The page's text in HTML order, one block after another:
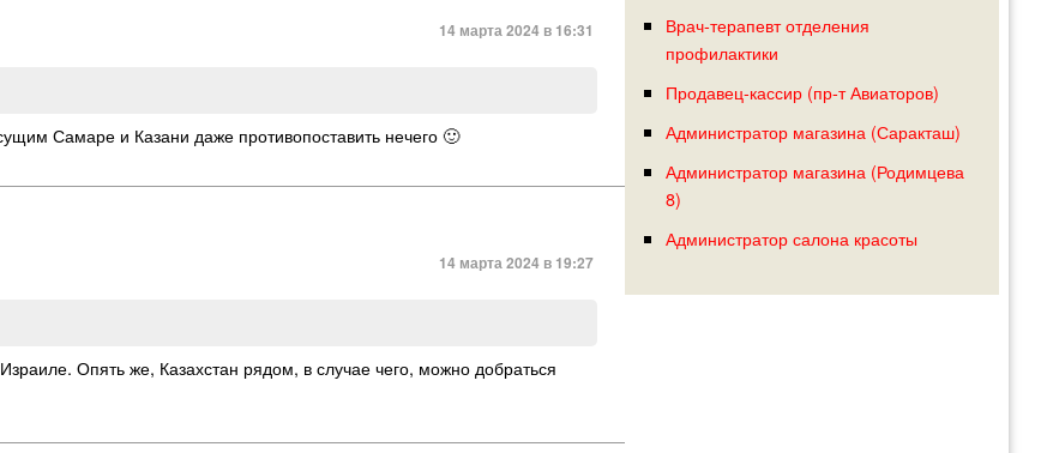
14 марта 2024 в 16:31
Самаре и Казани даже противопоставить нечего 🙂
14 марта 2024 в 19:27
Опять же, Казахстан рядом, в случае чего, можно добраться
Врач-терапевт отделения
профилактики
Продавец-кассир (пр-т Авиаторов)
Администратор магазина (Саракташ)
Администратор магазина (Родимцева
8)
Администратор салона красоты